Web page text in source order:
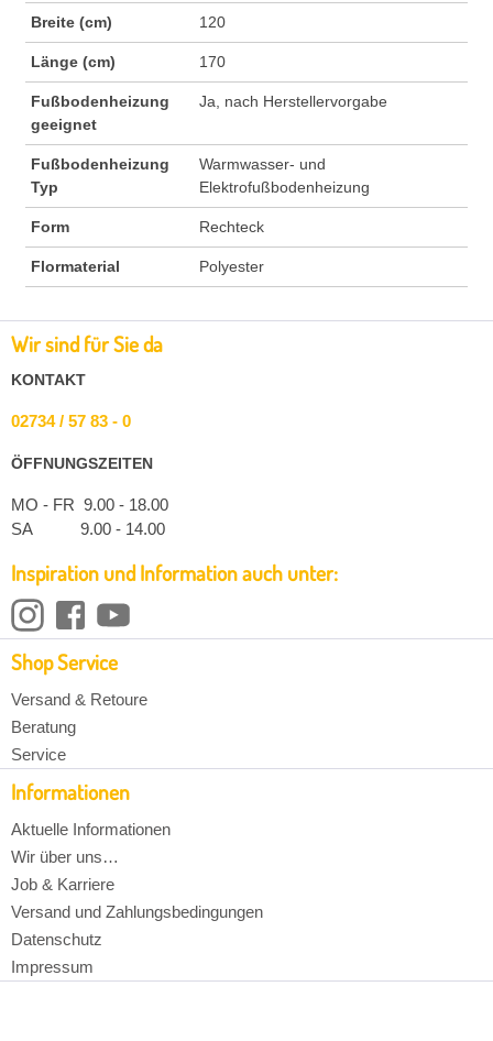
Breite (cm) 120
Länge (cm) 170
Fußbodenheizung
geeignet
Ja, nach Herstellervorgabe
Fußbodenheizung
Typ
Warmwasser- und
Elektrofußbodenheizung
Form Rechteck
Flormaterial Polyester
Wir sind für Sie da
KONTAKT
02734 / 57 83 - 0
ÖFFNUNGSZEITEN
MO - FR 9.00 - 18.00
SA 9.00 - 14.00
Inspiration und Information auch unter:
Shop Service
Versand & Retoure
Beratung
Service
Informationen
Aktuelle Informationen
Wir über uns…
Job & Karriere
Versand und Zahlungsbedingungen
Datenschutz
Impressum